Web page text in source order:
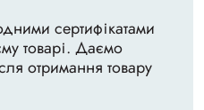
сертифікатами
товарі. Даємо
отримання товару